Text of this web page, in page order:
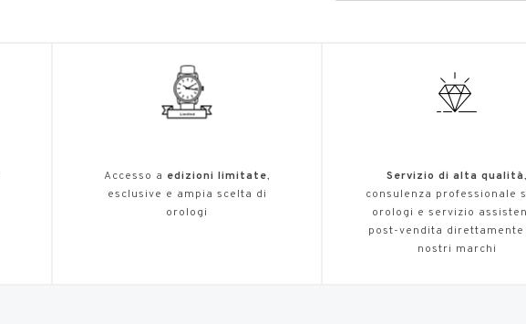
Accesso a edizioni limitate,
esclusive e ampia scelta di
orologi
Servizio di alta qualità
consulenza professionale
orologi e servizio
post-vendita direttamente
nostri marchi